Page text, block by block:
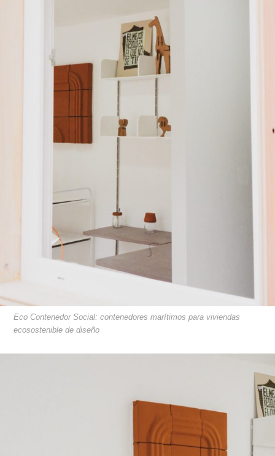
Eco Contenedor Social: contenedores marítimos para viviendas
ecosostenible de diseño